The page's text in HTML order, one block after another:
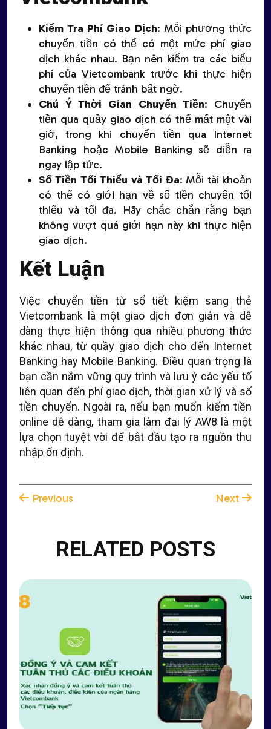
Kiểm Tra Phí Giao Dịch: Mỗi phương thức
chuyển tiền có thể có một mức phí giao
dịch khác nhau. Bạn nên kiểm tra các biểu
phí của Vietcombank trước khi thực hiện
chuyển tiền để tránh bất ngờ.
Chú Ý Thời Gian Chuyển Tiền: Chuyển
tiền qua quầy giao dịch có thể mất một vài
giờ, trong khi chuyển tiền qua Internet
Banking hoặc Mobile Banking sẽ diễn ra
ngay lập tức.
Số Tiền Tối Thiểu và Tối Đa: Mỗi tài khoản
có thể có giới hạn về số tiền chuyển tối
thiểu và tối đa. Hãy chắc chắn rằng bạn
không vượt quá giới hạn này khi thực hiện
giao dịch.
Kết Luận
Việc chuyển tiền từ sổ tiết kiệm sang thẻ
Vietcombank là một giao dịch đơn giản và dễ
dàng thực hiện thông qua nhiều phương thức
khác nhau, từ quầy giao dịch cho đến Internet
Banking hay Mobile Banking. Điều quan trọng là
bạn cần nắm vững quy trình và lưu ý các yếu tố
liên quan đến phí giao dịch, thời gian xử lý và số
tiền chuyển. Ngoài ra, nếu bạn muốn kiếm tiền
online dễ dàng, tham gia làm đại lý AW8 là một
lựa chọn tuyệt vời để bắt đầu tạo ra nguồn thu
nhập ổn định.
Previous Next
RELATED POSTS